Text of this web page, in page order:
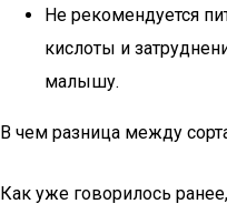
Не рекомендуется
кислоты и
малышу.
В чем разница между
Как уже говорилось